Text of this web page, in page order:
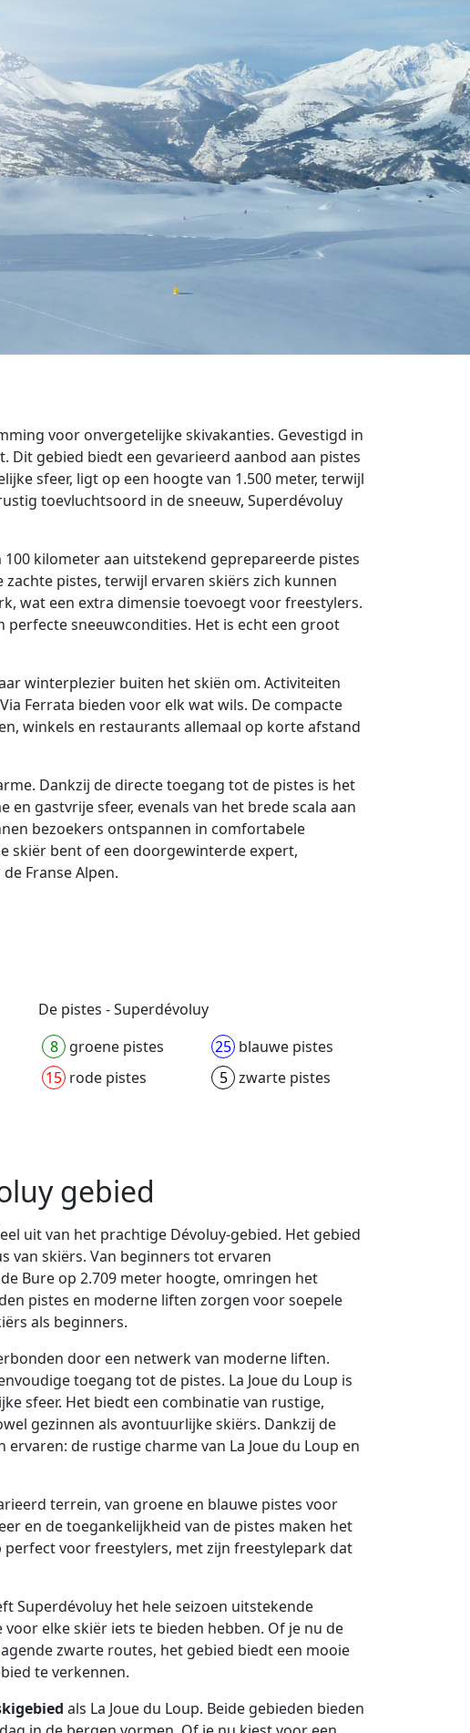
voor onvergetelijke skivakanties. Gevestigd in
Dit gebied biedt een gevarieerd aanbod aan pistes
sfeer, ligt op een hoogte van 1.500 meter, terwijl
toevluchtsoord in de sneeuw, Superdévoluy
kilometer aan uitstekend geprepareerde pistes
pistes, terwijl ervaren skiërs zich kunnen
wat een extra dimensie toevoegt voor freestylers.
perfecte sneeuwcondities. Het is echt een groot
winterplezier buiten het skiën om. Activiteiten
Ferrata bieden voor elk wat wils. De compacte
winkels en restaurants allemaal op korte afstand
Dankzij de directe toegang tot de pistes is het
gastvrije sfeer, evenals van het brede scala aan
bezoekers ontspannen in comfortabele
skiër bent of een doorgewinterde expert,
Franse Alpen.
De pistes - Superdévoluy
8
groene pistes 25 blauwe pistes
15 rode pistes 5 zwarte pistes
gebied
uit van het prachtige Dévoluy-gebied. Het gebied
van skiërs. Van beginners tot ervaren
Bure op 2.709 meter hoogte, omringen het
pistes en moderne liften zorgen voor soepele
als beginners.
door een netwerk van moderne liften.
toegang tot de pistes. La Joue du Loup is
sfeer. Het biedt een combinatie van rustige,
gezinnen als avontuurlijke skiërs. Dankzij de
de rustige charme van La Joue du Loup en
terrein, van groene en blauwe pistes voor
en de toegankelijkheid van de pistes maken het
perfect voor freestylers, met zijn freestylepark dat
Superdévoluy het hele seizoen uitstekende
elke skiër iets te bieden hebben. Of je nu de
zwarte routes, het gebied biedt een mooie
te verkennen.
als La Joue du Loup. Beide gebieden bieden